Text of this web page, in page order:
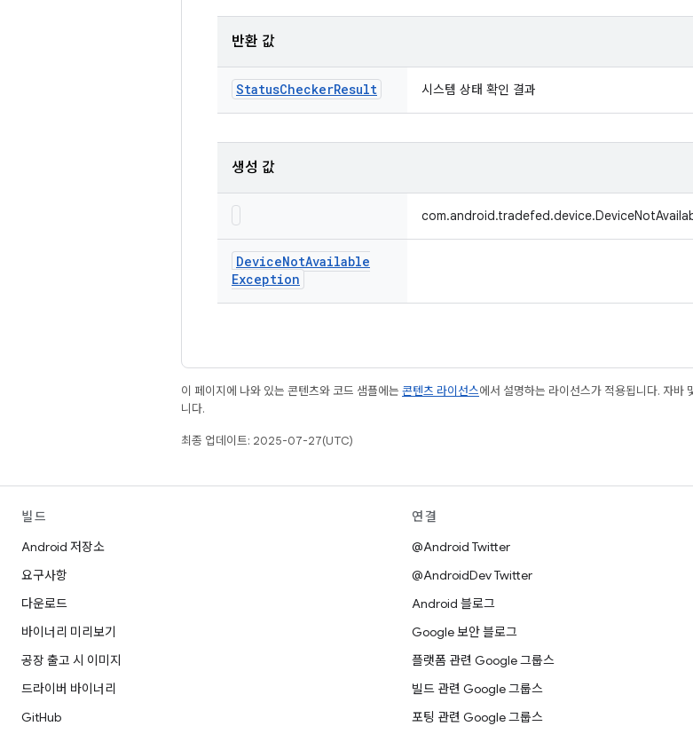
반환 값
StatusCheckerResult 시스템 상태 확인 결과
생성 값
DeviceNotAvailable
Exception
이 페이지에 나와 있는 콘텐츠와 코드 샘플에는 콘텐츠 라이선스에서 설명하는 라이선스가 적용됩니다. 자
니다.
최종 업데이트: 2025-07-27(UTC)
빌드
Android 저장소
요구사항
다운로드
바이너리 미리보기
공장 출고 시 이미지
드라이버 바이너리
GitHub
연결
@Android Twitter
@AndroidDev Twitter
Android 블로그
Google 보안 블로그
플랫폼 관련 Google 그룹스
빌드 관련 Google 그룹스
포팅 관련 Google 그룹스